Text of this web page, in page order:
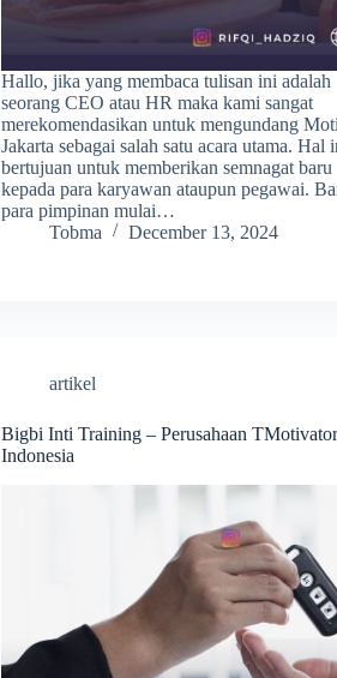
Hallo, jika yang membaca tulisan ini adalah
seorang CEO atau HR maka kami sangat
merekomendasikan untuk mengundang
Jakarta sebagai salah satu acara utama. Hal
bertujuan untuk memberikan semnagat baru
kepada para karyawan ataupun pegawai.
para pimpinan mulai…
Tobma
December 13, 2024
artikel
Bigbi Inti Training – Perusahaan
Indonesia